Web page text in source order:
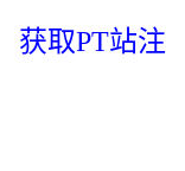
获取PT站注